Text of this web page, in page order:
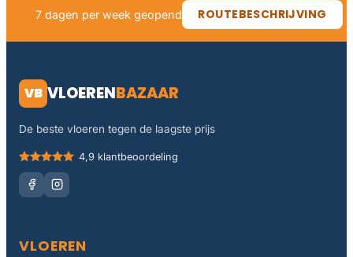
7 dagen per week geopend ROUTEBESCHRIJVING
VB VLOERENBAZAAR
De beste vloeren tegen de laagste prijs
4,9 klantbeoordeling
VLOEREN